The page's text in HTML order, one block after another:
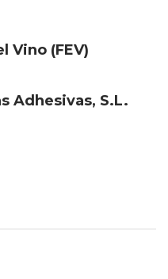
Vino (FEV)
Adhesivas, S.L.